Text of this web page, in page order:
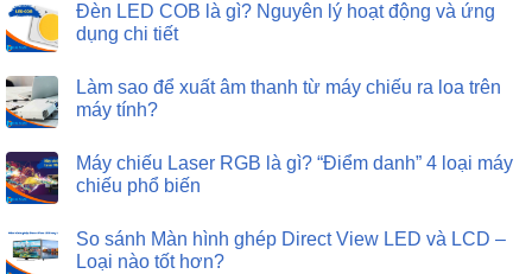
Đèn LED COB là gì? Nguyên lý hoạt động và ứng
dụng chi tiết
Làm sao để xuất âm thanh từ máy chiếu ra loa trên
máy tính?
Máy chiếu Laser RGB là gì? “Điểm danh” 4 loại máy
chiếu phổ biến
So sánh Màn hình ghép Direct View LED và LCD –
Loại nào tốt hơn?